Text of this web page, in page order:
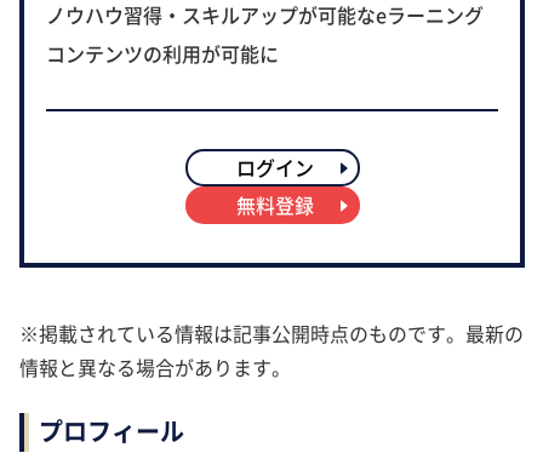
ノウハウ習得・スキルアップが可能なeラーニング
コンテンツの利用が可能に
ログイン
無料登録
※掲載されている情報は記事公開時点のものです。最新の
情報と異なる場合があります。
プロフィール